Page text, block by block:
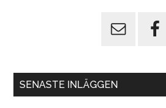
SENASTE INLÄGGEN